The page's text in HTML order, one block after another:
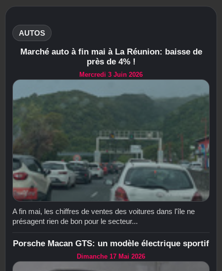
AUTOS
Marché auto à fin mai à La Réunion: baisse de
près de 4% !
Mercredi 3 Juin 2026
A fin mai, les chiffres de ventes des voitures dans l'île ne
présagent rien de bon pour le secteur...
Porsche Macan GTS: un modèle électrique sportif
Dimanche 17 Mai 2026